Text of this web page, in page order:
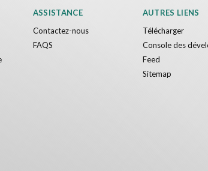
ASSISTANCE
Contactez-nous
FAQS
AUTRES LIENS
Télécharger
Console des
Feed
Sitemap